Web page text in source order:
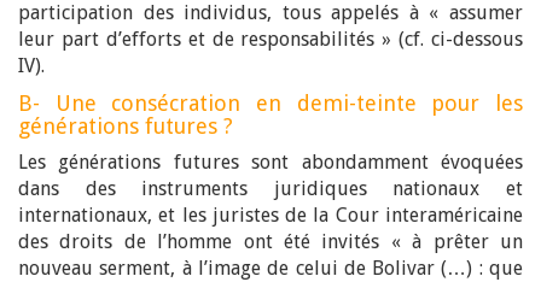
participation des individus, tous appelés à « assumer
leur part d’efforts et de responsabilités » (cf. ci-dessous
IV).
B- Une consécration en demi-teinte pour les
générations futures ?
Les générations futures sont abondamment évoquées
dans des instruments juridiques nationaux et
internationaux, et les juristes de la Cour interaméricaine
des droits de l’homme ont été invités « à prêter un
nouveau serment, à l’image de celui de Bolivar (…) : que